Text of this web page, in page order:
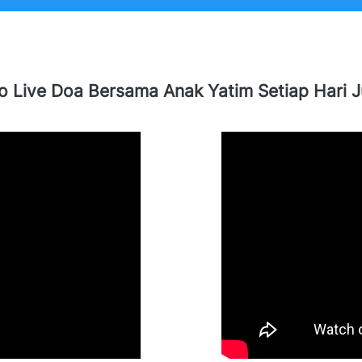
Live Doa Bersama Anak Yatim Setiap Hari